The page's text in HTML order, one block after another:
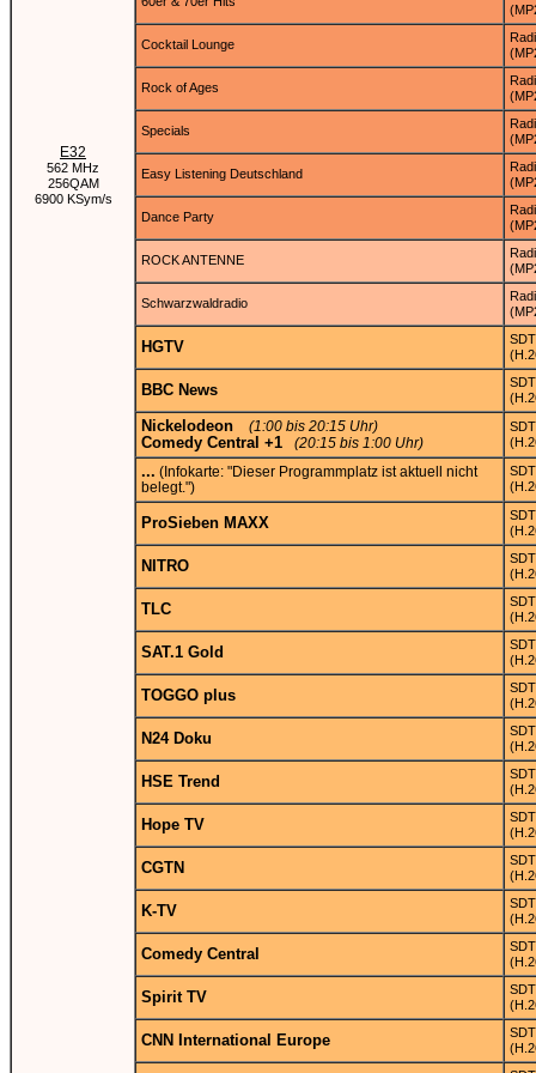
E32
562 MHz
256QAM
6900 KSym/s
Cocktail Lounge
Rock of Ages
Specials
Easy Listening Deutschland
Dance Party
ROCK ANTENNE
Schwarzwaldradio
HGTV
BBC News
Nickelodeon (1:00 bis 20:15 Uhr)
Comedy Central +1 (20:15 bis 1:00 Uhr)
... (Infokarte: "Dieser Programmplatz ist aktuell nicht
belegt.")
ProSieben MAXX
NITRO
TLC
SAT.1 Gold
TOGGO plus
N24 Doku
HSE Trend
Hope TV
CGTN
K-TV
Comedy Central
Spirit TV
CNN International Europe